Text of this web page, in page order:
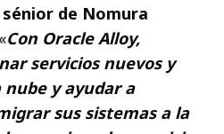
de Nomura
Con Oracle Alloy,
servicios nuevos y
nube y ayudar a
sus sistemas a la